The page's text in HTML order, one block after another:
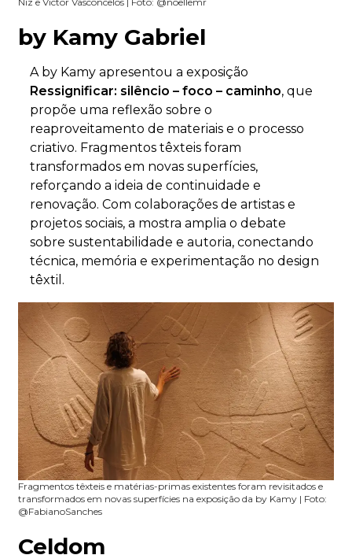
by Kamy Gabriel
A by Kamy apresentou a exposição
Ressignificar: silêncio – foco – caminho, que
propõe uma reflexão sobre o
reaproveitamento de materiais e o processo
criativo. Fragmentos têxteis foram
transformados em novas superfícies,
reforçando a ideia de continuidade e
renovação.Com colaborações de artistas e
projetos sociais, a mostra amplia o debate
sobre sustentabilidade e autoria, conectando
técnica, memória e experimentação no design
têxtil.
Fragmentos têxteis e matérias-primas existentes foram revisitados e
transformados em novas superfícies na exposição da by Kamy | Foto:
@FabianoSanches
Celdom